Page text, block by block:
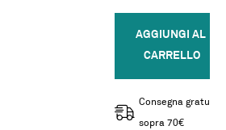
AGGIUNGI AL
CARRELLO
Consegna gratuita
sopra 70€